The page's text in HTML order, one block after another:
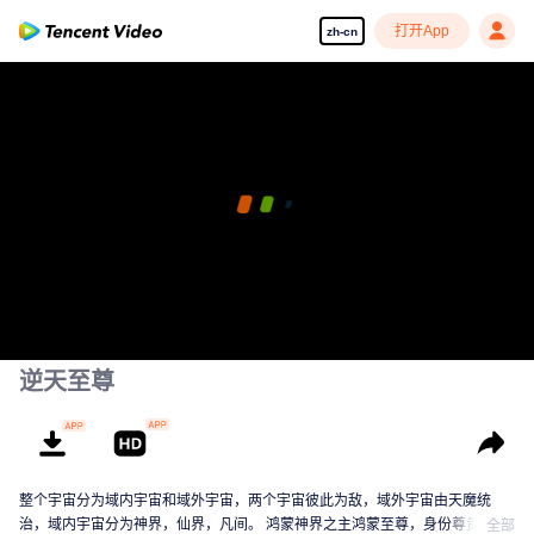
zh-cn 打开App
逆天至尊
整个宇宙分为域内宇宙和域外宇宙，两个宇宙彼此为敌，域外宇宙由天魔统
治，域内宇宙分为神界，仙界，凡间。 鸿蒙神界之主鸿蒙至尊，身份尊贵，属
全部